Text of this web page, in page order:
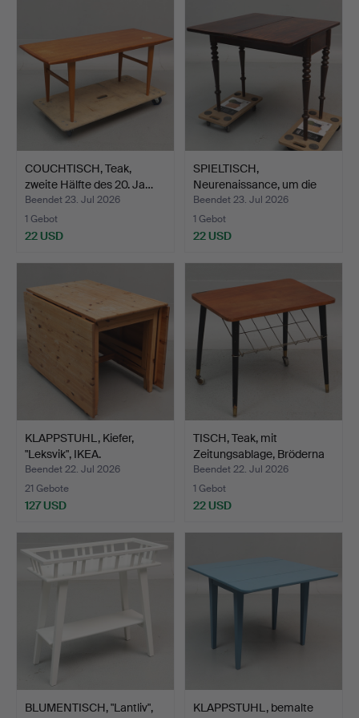
COUCHTISCH, Teak,
zweite Hälfte des 20. Ja…
Beendet 23. Jul 2026
1 Gebot
22 USD
SPIELTISCH,
Neurenaissance, um die
Jahrhun…
Beendet 23. Jul 2026
1 Gebot
22 USD
KLAPPSTUHL, Kiefer,
"Leksvik", IKEA.
Beendet 22. Jul 2026
21 Gebote
127 USD
TISCH, Teak, mit
Zeitungsablage, Bröderna
…
Beendet 22. Jul 2026
1 Gebot
22 USD
BLUMENTISCH, "Lantliv",
KLAPPSTUHL, bemalte